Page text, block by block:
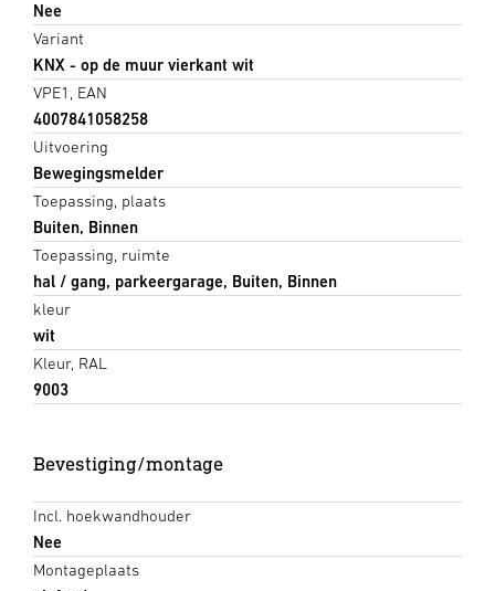
Nee
Variant
KNX - op de muur vierkant wit
VPE1, EAN
4007841058258
Uitvoering
Bewegingsmelder
Toepassing, plaats
Buiten, Binnen
Toepassing, ruimte
hal / gang, parkeergarage, Buiten, Binnen
kleur
wit
Kleur, RAL
9003
Bevestiging/montage
Incl. hoekwandhouder
Nee
Montageplaats